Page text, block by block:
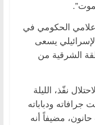
الحكومي في
الإسرائيلي يسعى
الشرقية من
نفّذ، الليلة
ودباباته
مضيفاً أنه